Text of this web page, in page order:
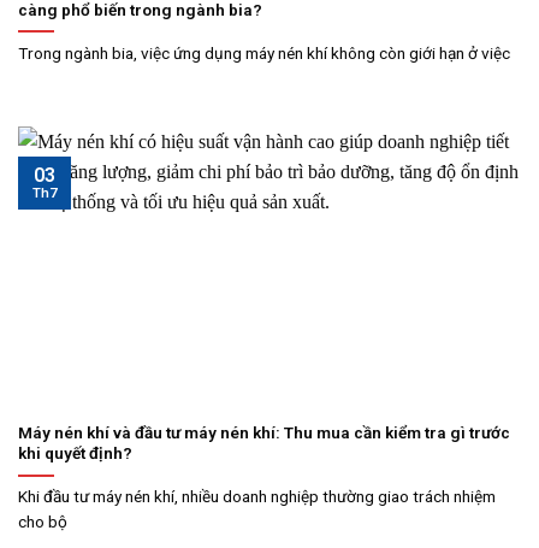
càng phổ biến trong ngành bia?
Trong ngành bia, việc ứng dụng máy nén khí không còn giới hạn ở việc
Máy nén khí và đầu tư máy nén khí: Thu mua cần kiểm tra gì trước
khi quyết định?
Khi đầu tư máy nén khí, nhiều doanh nghiệp thường giao trách nhiệm
cho bộ
03
Th7